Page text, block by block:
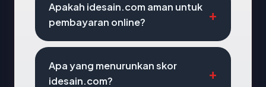
Apakah idesain.com aman untuk
pembayaran online?
Apa yang menurunkan skor
idesain.com?